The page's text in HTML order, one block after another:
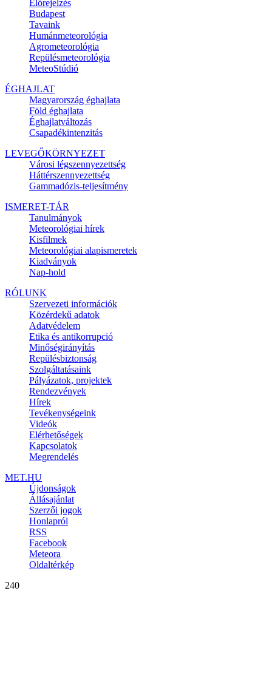
Előrejelzés
Budapest
Tavaink
Humánmeteorológia
Agrometeorológia
Repülésmeteorológia
MeteoStúdió
ÉGHAJLAT
Magyarország éghajlata
Föld éghajlata
Éghajlatváltozás
Csapadékintenzitás
LEVEGŐKÖRNYEZET
Városi légszennyezettség
Háttérszennyezettség
Gammadózis-teljesítmény
ISMERET-TÁR
Tanulmányok
Meteorológiai hírek
Kisfilmek
Meteorológiai alapismeretek
Kiadványok
Nap-hold
RÓLUNK
Szervezeti információk
Közérdekű adatok
Adatvédelem
Etika és antikorrupció
Minőségirányítás
Repülésbiztonság
Szolgáltatásaink
Pályázatok, projektek
Rendezvények
Hírek
Tevékenységeink
Videók
Elérhetőségek
Kapcsolatok
Megrendelés
MET.HU
Újdonságok
Állásajánlat
Szerzői jogok
Honlapról
RSS
Facebook
Meteora
Oldaltérkép
240